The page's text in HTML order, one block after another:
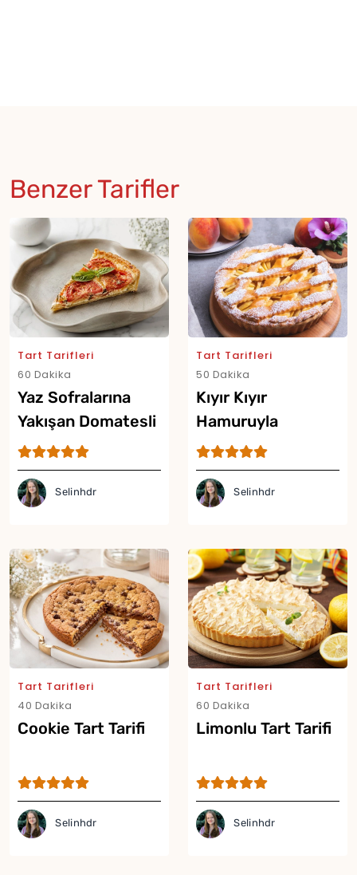
Benzer Tarifler
Tart Tarifleri
60 Dakika
Yaz Sofralarına
Yakışan Domatesli
Tart Tarifi
Selinhdr
Tart Tarifleri
50 Dakika
Kıyır Kıyır
Hamuruyla
Şeftalili Tart Tarifi
Selinhdr
Tart Tarifleri
40 Dakika
Cookie Tart Tarifi
Selinhdr
Tart Tarifleri
60 Dakika
Limonlu Tart Tarifi
Selinhdr